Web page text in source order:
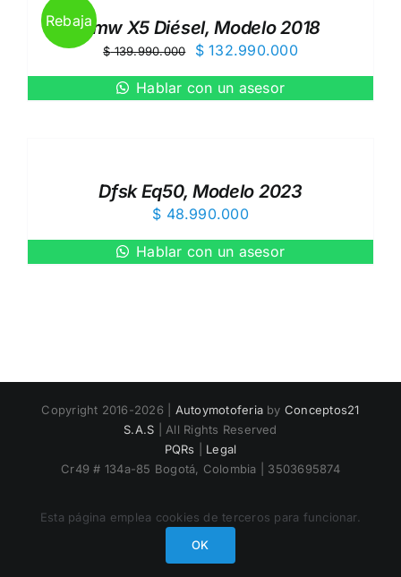
Rebaja
DETAILSBmw X5 Diésel, Modelo 2018
$139.990.000
El
precio
original
$132.990.000El
precio
actual
Hablar con un asesor
Dfsk Eq50, Modelo 2023
$ 48.990.000
Hablar con un asesor
Copyright 2016-2026 | Autoymotoferia by Conceptos21
S.A.S | All Rights Reserved
PQRs
Legal
Cr49 # 134a-85 Bogotá, Colombia | 3503695874
FacebookInstagram
Esta página emplea cookies de terceros para funcionar.
OK